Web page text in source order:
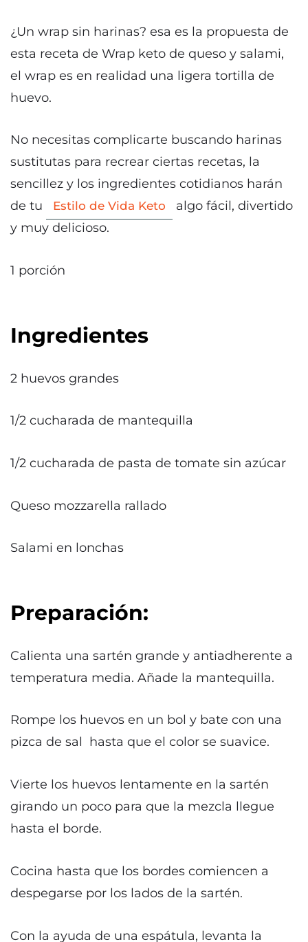
¿Un wrap sin harinas? esa es la propuesta de
esta receta de Wrap keto de queso y salami,
el wrap es en realidad una ligera tortilla de
huevo.
No necesitas complicarte buscando harinas
sustitutas para recrear ciertas recetas, la
sencillez y los ingredientes cotidianos harán
de tu
Estilo de Vida Keto
algo fácil, divertido
y muy delicioso.
1 porción
Ingredientes
2 huevos grandes
1/2 cucharada de mantequilla
1/2 cucharada de pasta de tomate sin azúcar
Queso mozzarella rallado
Salami en lonchas
Preparación:
Calienta una sartén grande y antiadherente a
temperatura media. Añade la mantequilla.
Rompe los huevos en un bol y bate con una
pizca de sal hasta que el color se suavice.
Vierte los huevos lentamente en la sartén
girando un poco para que la mezcla llegue
hasta el borde.
Cocina hasta que los bordes comiencen a
despegarse por los lados de la sartén.
Con la ayuda de una espátula, levanta la